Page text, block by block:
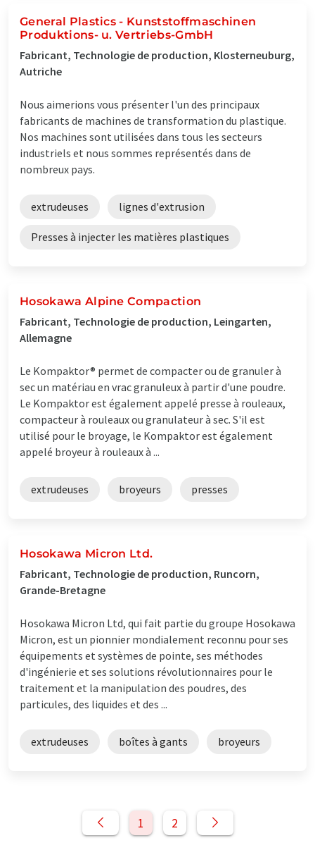
General Plastics - Kunststoffmaschinen
Produktions- u. Vertriebs-GmbH
Fabricant, Technologie de production, Klosterneuburg,
Autriche
Nous aimerions vous présenter l'un des principaux
fabricants de machines de transformation du plastique.
Nos machines sont utilisées dans tous les secteurs
industriels et nous sommes représentés dans de
nombreux pays.
extrudeuses lignes d'extrusion
Presses à injecter les matières plastiques
Hosokawa Alpine Compaction
Fabricant, Technologie de production, Leingarten,
Allemagne
Le Kompaktor® permet de compacter ou de granuler à
sec un matériau en vrac granuleux à partir d'une poudre.
Le Kompaktor est également appelé presse à rouleaux,
compacteur à rouleaux ou granulateur à sec. S'il est
utilisé pour le broyage, le Kompaktor est également
appelé broyeur à rouleaux à ...
extrudeuses broyeurs presses
Hosokawa Micron Ltd.
Fabricant, Technologie de production, Runcorn,
Grande-Bretagne
Hosokawa Micron Ltd, qui fait partie du groupe Hosokawa
Micron, est un pionnier mondialement reconnu pour ses
équipements et systèmes de pointe, ses méthodes
d'ingénierie et ses solutions révolutionnaires pour le
traitement et la manipulation des poudres, des
particules, des liquides et des ...
extrudeuses boîtes à gants broyeurs
1 2